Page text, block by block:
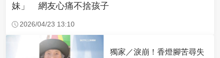
妹」 網友心痛不捨孩子
2026/04/23 13:10
獨家／淚崩！香燈腳苦尋失